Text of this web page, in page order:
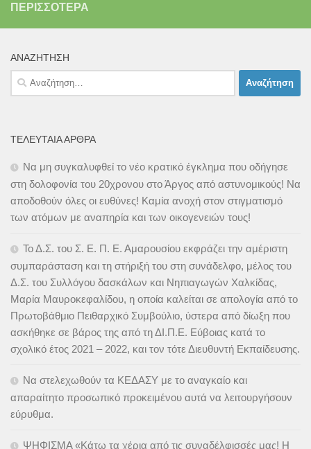
ΠΕΡΙΣΣΌΤΕΡΑ
ΑΝΑΖΉΤΗΣΗ
Αναζήτηση
για:
ΤΕΛΕΥΤΑΊΑ ΆΡΘΡΑ
Να μη συγκαλυφθεί το νέο κρατικό έγκλημα που οδήγησε
στη δολοφονία του 20χρονου στο Άργος από αστυνομικούς! Να
αποδοθούν όλες οι ευθύνες! Καμία ανοχή στον στιγματισμό
των ατόμων με αναπηρία και των οικογενειών τους!
Το Δ.Σ. του Σ. Ε. Π. Ε. Αμαρουσίου εκφράζει την αμέριστη
συμπαράσταση και τη στήριξή του στη συνάδελφο, μέλος του
Δ.Σ. του Συλλόγου δασκάλων και Νηπιαγωγών Χαλκίδας,
Μαρία Μαυροκεφαλίδου, η οποία καλείται σε απολογία από το
Πρωτοβάθμιο Πειθαρχικό Συμβούλιο, ύστερα από δίωξη που
ασκήθηκε σε βάρος της από τη ΔΙ.Π.Ε. Εύβοιας κατά το
σχολικό έτος 2021 – 2022, και τον τότε Διευθυντή Εκπαίδευσης.
Να στελεχωθούν τα ΚΕΔΑΣΥ με το αναγκαίο και
απαραίτητο προσωπικό προκειμένου αυτά να λειτουργήσουν
εύρυθμα.
ΨΗΦΙΣΜΑ «Κάτω τα χέρια από τις συναδέλφισσές μας! Η